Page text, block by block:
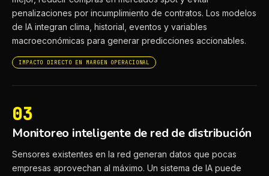
penalizaciones por incumplimiento de contratos. Los modelos
de IA integran clima, historial, eventos y variables
macroeconómicas para generar predicciones accionables.
IMPACTO DIRECTO EN MARGEN OPERACIONAL
03
Monitoreo inteligente de red de distribución
Sensores existentes en la red generan datos que pocas
empresas aprovechan al máximo. Un sistema de IA puede